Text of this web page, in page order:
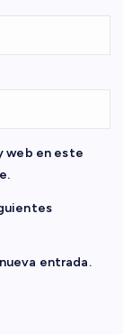
web en este
entrada.